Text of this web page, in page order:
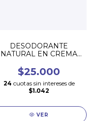
DESODORANTE
NATURAL EN CREMA
$25.000
24 cuotas sin intereses de
$1.042
VER